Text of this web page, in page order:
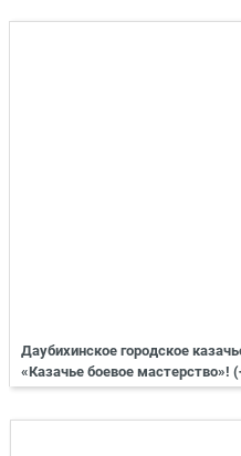
Даубихинское городское
«Казачье боевое мастерство»!